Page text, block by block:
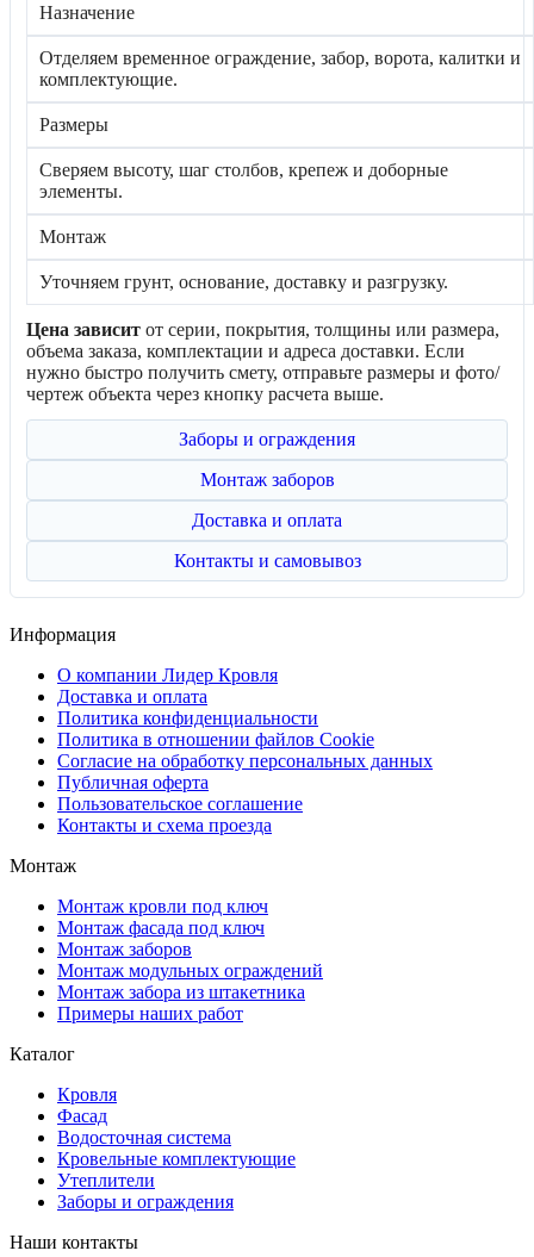
Назначение
Отделяем временное ограждение, забор, ворота, калитки и
комплектующие.
Размеры
Сверяем высоту, шаг столбов, крепеж и доборные
элементы.
Монтаж
Уточняем грунт, основание, доставку и разгрузку.
Цена зависит от серии, покрытия, толщины или размера,
объема заказа, комплектации и адреса доставки. Если
нужно быстро получить смету, отправьте размеры и фото/
чертеж объекта через кнопку расчета выше.
Заборы и ограждения
Монтаж заборов
Доставка и оплата
Контакты и самовывоз
Информация
О компании Лидер Кровля
Доставка и оплата
Политика конфиденциальности
Политика в отношении файлов Cookie
Согласие на обработку персональных данных
Публичная оферта
Пользовательское соглашение
Контакты и схема проезда
Монтаж
Монтаж кровли под ключ
Монтаж фасада под ключ
Монтаж заборов
Монтаж модульных ограждений
Монтаж забора из штакетника
Примеры наших работ
Каталог
Кровля
Фасад
Водосточная система
Кровельные комплектующие
Утеплители
Заборы и ограждения
Наши контакты